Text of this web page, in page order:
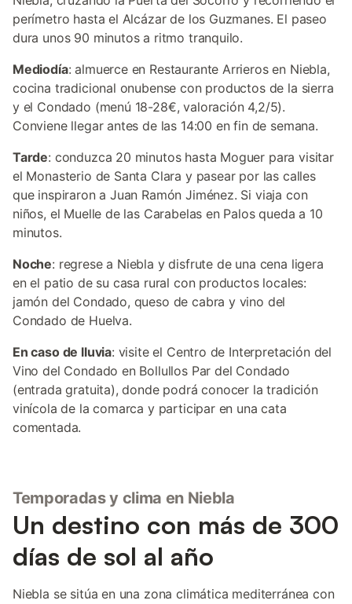
perímetro hasta el Alcázar de los Guzmanes. El paseo
dura unos 90 minutos a ritmo tranquilo.
Mediodía: almuerce en Restaurante Arrieros en Niebla,
cocina tradicional onubense con productos de la sierra
y el Condado (menú 18-28€, valoración 4,2/5).
Conviene llegar antes de las 14:00 en fin de semana.
Tarde: conduzca 20 minutos hasta Moguer para visitar
el Monasterio de Santa Clara y pasear por las calles
que inspiraron a Juan Ramón Jiménez. Si viaja con
niños, el Muelle de las Carabelas en Palos queda a 10
minutos.
Noche: regrese a Niebla y disfrute de una cena ligera
en el patio de su casa rural con productos locales:
jamón del Condado, queso de cabra y vino del
Condado de Huelva.
En caso de lluvia: visite el Centro de Interpretación del
Vino del Condado en Bollullos Par del Condado
(entrada gratuita), donde podrá conocer la tradición
vinícola de la comarca y participar en una cata
comentada.
Temporadas y clima en Niebla
Un destino con más de 300
días de sol al año
Niebla se sitúa en una zona climática mediterránea con